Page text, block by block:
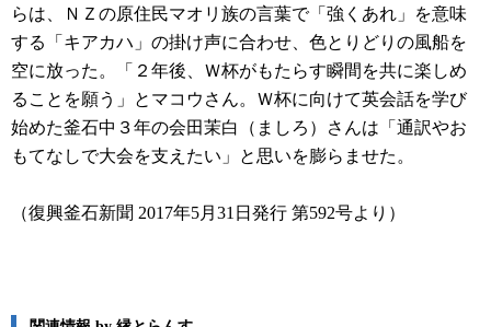
らは、ＮＺの原住民マオリ族の言葉で「強くあれ」を意味
する「キアカハ」の掛け声に合わせ、色とりどりの風船を
空に放った。「２年後、Ｗ杯がもたらす瞬間を共に楽しめ
ることを願う」とマコウさん。Ｗ杯に向けて英会話を学び
始めた釜石中３年の会田茉白（ましろ）さんは「通訳やお
もてなしで大会を支えたい」と思いを膨らませた。
（復興釜石新聞 2017年5月31日発行 第592号より）